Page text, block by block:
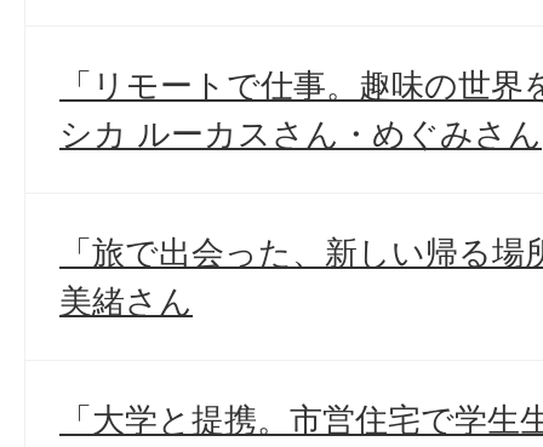
「リモートで仕事。趣味の世
シカ ルーカスさん・めぐみさん
「旅で出会った、新しい帰る
美緒さん
「大学と提携。市営住宅で学